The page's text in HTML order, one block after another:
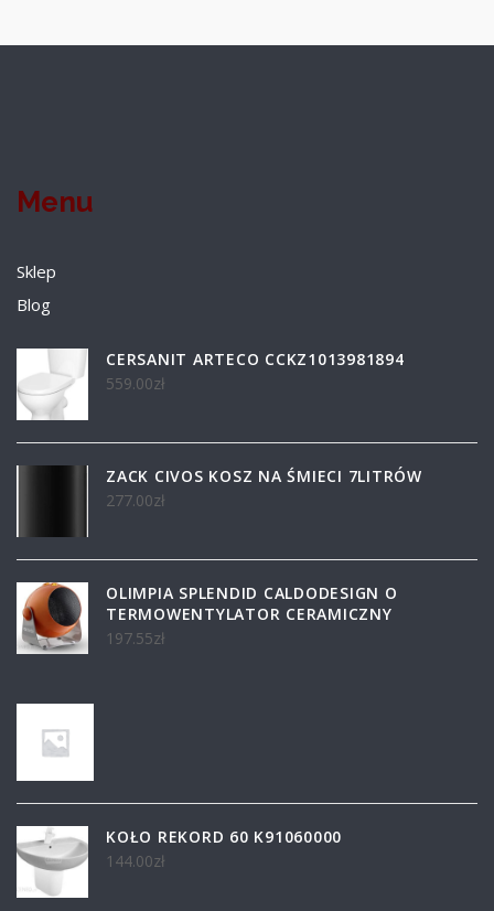
Menu
Sklep
Blog
CERSANIT ARTECO CCKZ1013981894
559.00zł
ZACK CIVOS KOSZ NA ŚMIECI 7LITRÓW
277.00zł
OLIMPIA SPLENDID CALDODESIGN O
TERMOWENTYLATOR CERAMICZNY
197.55zł
KOŁO REKORD 60 K91060000
144.00zł